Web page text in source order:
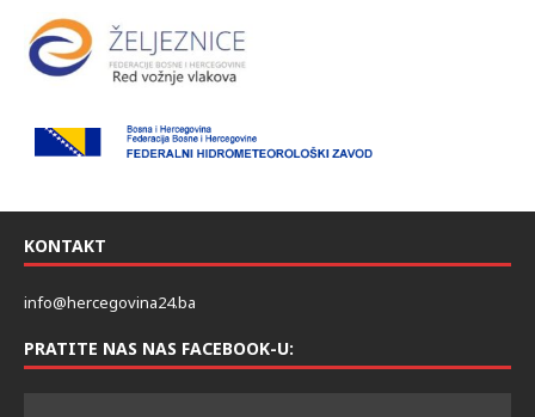
KONTAKT
info@hercegovina24.ba
PRATITE NAS NAS FACEBOOK-U: